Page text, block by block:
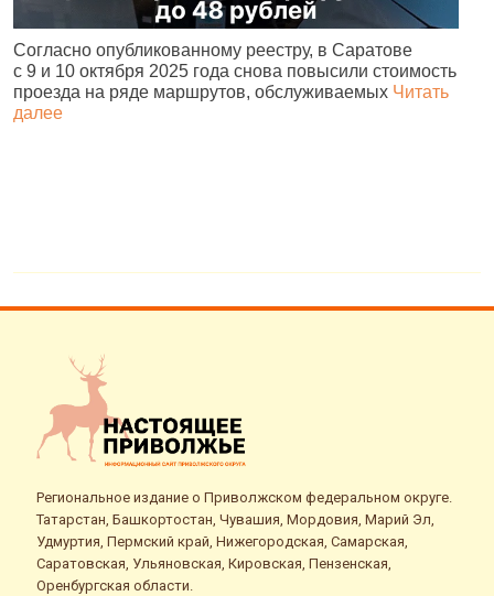
Согласно опубликованному реестру, в Саратове
с 9 и 10 октября 2025 года снова повысили стоимость
проезда на ряде маршрутов, обслуживаемых Читать
далее
Региональное издание о Приволжском федеральном округе.
Татарстан, Башкортостан, Чувашия, Мордовия, Марий Эл,
Удмуртия, Пермский край, Нижегородская, Самарская,
Саратовская, Ульяновская, Кировская, Пензенская,
Оренбургская области.